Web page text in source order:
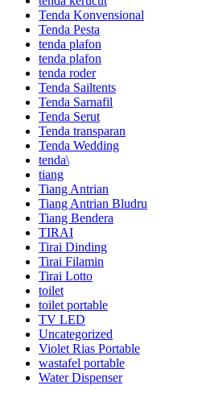
Tenda Konvensional
Tenda Pesta
tenda plafon
tenda plafon
tenda roder
Tenda Sailtents
Tenda Sarnafil
Tenda Serut
Tenda transparan
Tenda Wedding
tenda\
tiang
Tiang Antrian
Tiang Antrian Bludru
Tiang Bendera
TIRAI
Tirai Dinding
Tirai Filamin
Tirai Lotto
toilet
toilet portable
TV LED
Uncategorized
Violet Rias Portable
wastafel portable
Water Dispenser